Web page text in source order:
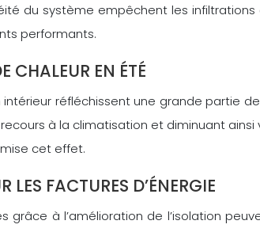
du système empêchent les
performants.
CHALEUR EN ÉTÉ
intérieur réfléchissent une grande partie
à la climatisation et diminuant
cet effet.
FACTURES D’ÉNERGIE
grâce à l’amélioration de l’isolation